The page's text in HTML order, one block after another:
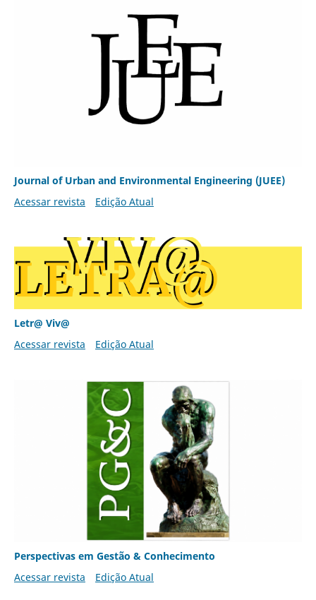
Journal of Urban and Environmental Engineering (JUEE)
Acessar revista
Edição Atual
Letr@ Viv@
Acessar revista
Edição Atual
Perspectivas em Gestão & Conhecimento
Acessar revista
Edição Atual